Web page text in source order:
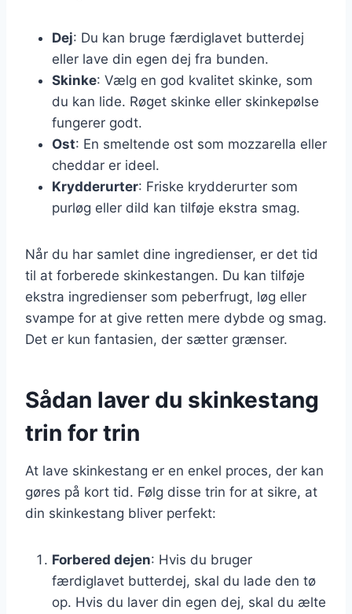
Dej: Du kan bruge færdiglavet butterdej
eller lave din egen dej fra bunden.
Skinke: Vælg en god kvalitet skinke, som
du kan lide. Røget skinke eller skinkepølse
fungerer godt.
Ost: En smeltende ost som mozzarella eller
cheddar er ideel.
Krydderurter: Friske krydderurter som
purløg eller dild kan tilføje ekstra smag.
Når du har samlet dine ingredienser, er det tid
til at forberede skinkestangen. Du kan tilføje
ekstra ingredienser som peberfrugt, løg eller
svampe for at give retten mere dybde og smag.
Det er kun fantasien, der sætter grænser.
Sådan laver du skinkestang
trin for trin
At lave skinkestang er en enkel proces, der kan
gøres på kort tid. Følg disse trin for at sikre, at
din skinkestang bliver perfekt:
Forbered dejen: Hvis du bruger
færdiglavet butterdej, skal du lade den tø
op. Hvis du laver din egen dej, skal du ælte